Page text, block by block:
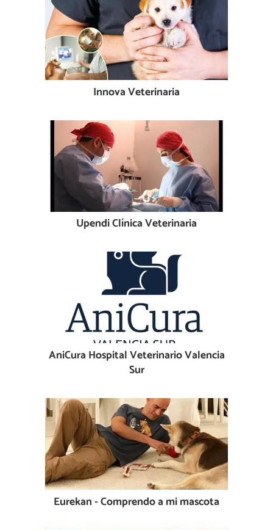
Innova Veterinaria
Upendi Clínica Veterinaria
AniCura Hospital Veterinario Valencia
Sur
Eurekan - Comprendo a mi mascota